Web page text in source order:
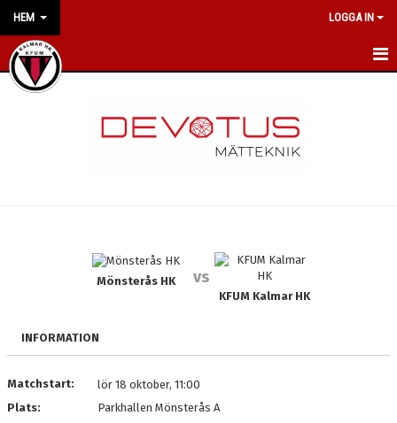
HEM LOGGA IN
HEM
Mönsterås HK vs
KFUM Kalmar HK
INFORMATION
Matchstart:
lör 18 oktober, 11:00
Plats:
Parkhallen Mönsterås A